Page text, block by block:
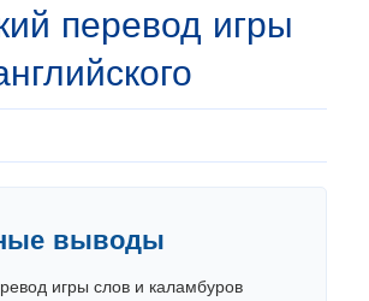
перевод игры
выводы
игры слов и каламбуров